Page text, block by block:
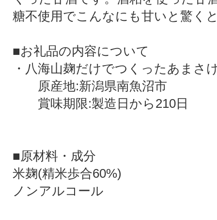
糖不使用でこんなにも甘いと驚く
■お礼品の内容について
・八海山麹だけでつくったあまさ
原産地:新潟県南魚沼市
賞味期限:製造日から210日
■原材料・成分
米麹(精米歩合60%)
ノンアルコール